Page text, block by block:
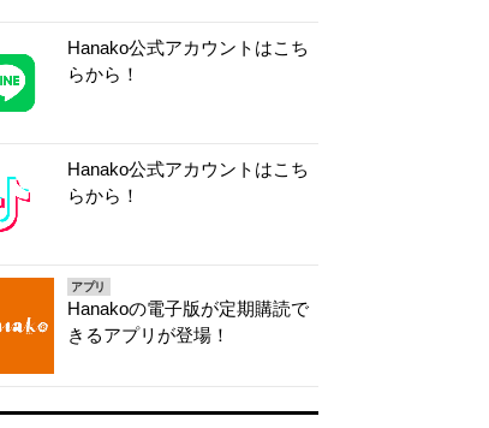
Hanako公式アカウントはこち
らから！
Hanako公式アカウントはこち
らから！
アプリ
Hanakoの電子版が定期購読で
きるアプリが登場！